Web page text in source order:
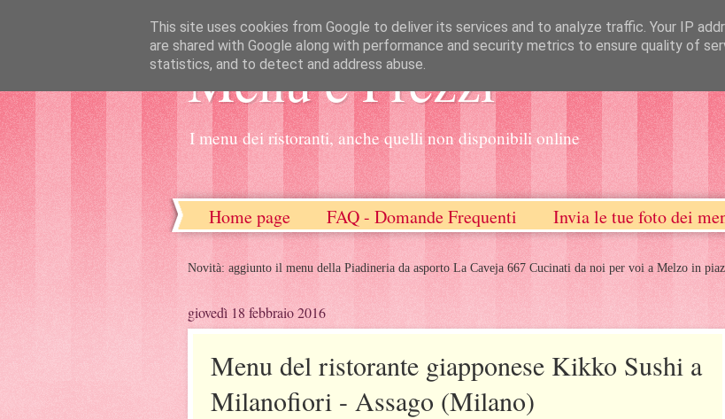
Menu e Prezzi
I menu dei ristoranti, anche quelli non disponibili online
Home page FAQ - Domande Frequenti Invia le tue foto dei
Novità: aggiunto il menu della Piadineria da asporto La Caveja 667 Cucinati da noi per voi a Melzo in
giovedì 18 febbraio 2016
Menu del ristorante giapponese Kikko Sushi a
Milanofiori - Assago (Milano)
This site uses cookies from Google to deliver its services and to analyze traffic. Your IP
are shared with Google along with performance and security metrics to ensure quality of
statistics, and to detect and address abuse.